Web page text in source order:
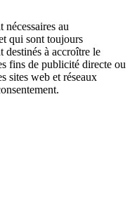
au
qui sont toujours
destinés à accroître le
fins de publicité directe ou
sites web et réseaux